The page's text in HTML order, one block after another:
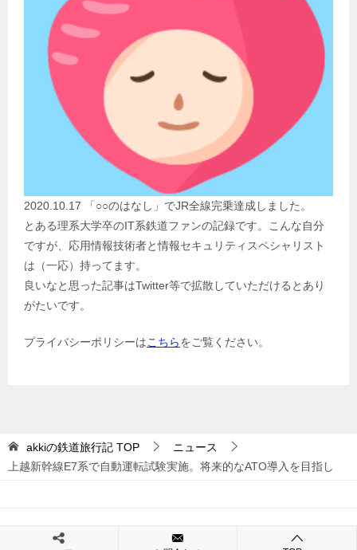
2020.10.17 「○○のはなし」でJR全線完乗達成しました。
とある理系大学卒のIT系鉄道ファンの記録です。こんな自分
ですが、応用情報技術者と情報セキュリティスペシャリスト
は（一応）持ってます。
良いなと思った記事はTwitter等で拡散していただけるとあり
がたいです。
プライバシーポリシーはこちらをご覧ください。
akkiの鉄道旅行記 TOP
ニュース
上越新幹線E7系で自動運転試験実施。将来的なATO導入を目指し
© 2017 akkiの鉄道旅行記